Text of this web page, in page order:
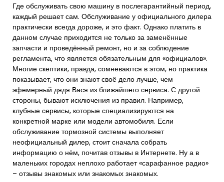
Где обслуживать свою машину в послегарантийный период,
каждый решает сам. Обслуживание у официального дилера
практически всегда дороже, и это факт. Однако платить в
данном случае приходится не только за заменённые
запчасти и проведённый ремонт, но и за соблюдение
регламента, что является обязательным для «официалов».
Многие скептики, правда, сомневаются в этом, но практика
показывает, что они знают своё дело лучше, чем
эфемерный дядя Вася из ближайшего сервиса. С другой
стороны, бывают исключения из правил. Например,
клубные сервисы, которые специализируются на
конкретной марке или модели автомобиля. Если
обслуживание тормозной системы выполняет
неофициальный дилер, стоит сначала собрать
информацию о нём, почитав отзывы в Интернете. Ну а в
маленьких городах неплохо работает «сарафанное радио»
– отзывы знакомых или знакомых знакомых.